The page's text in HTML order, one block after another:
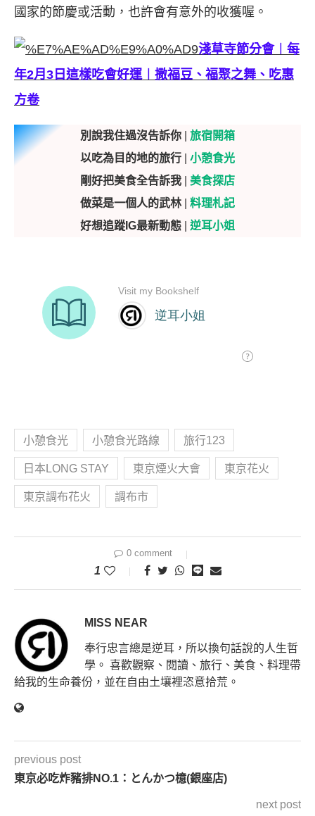
國家的節慶或活動，也許會有意外的收獲喔。
淺草寺節分會︱每
年2月3日這樣吃會好運︱撒福豆、福聚之舞、吃惠
方卷
別說我住過沒告訴你
旅宿開箱
以吃為目的地的旅行
小憩食光
剛好把美食全告訴我
美食探店
做菜是一個人的武林| 料理札記
好想追蹤IG最新動態
逆耳小姐
小憩食光 小憩食光路線 旅行123
日本LONG STAY 東京煙火大會 東京花火
東京調布花火 調布市
0 comment
1
MISS NEAR
奉行忠言總是逆耳，所以換句話說的人生哲
學。 喜歡觀察、閱讀、旅行、美食、料理帶
給我的生命養份，並在自由土壤裡恣意拾荒。
previous post
東京必吃炸豬排NO.1：とんかつ檍(銀座店)
next post